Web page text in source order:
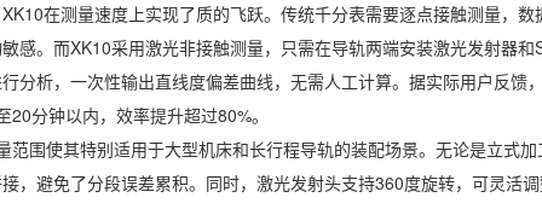
在测量速度上实现了质的飞跃。传统千分表需要逐点接触测量，
感。而XK10采用激光非接触测量，只需在导轨两端安装激光发射器
分析，一次性输出直线度偏差曲线，无需人工计算。据实际用户反
20分钟以内，效率提升超过80%。
范围使其特别适用于大型机床和长行程导轨的装配场景。无论是立式
，避免了分段误差累积。同时，激光发射头支持360度旋转，可灵活